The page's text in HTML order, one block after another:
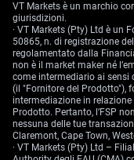
VT Markets è un marchio
giurisdizioni.
· VT Markets (Pty) Ltd è un
50865, n. di registrazione
regolamentato dalla
non è il market maker né
come intermediario ai sensi
(il "Fornitore del Prodotto"),
intermediazione in
Prodotto. Pertanto, l’FSP
nessuna delle tue
Claremont, Cape Town,
· VT Markets (Pty) Ltd –